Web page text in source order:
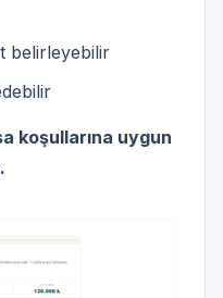
belirleyebilir
koşullarına uygun